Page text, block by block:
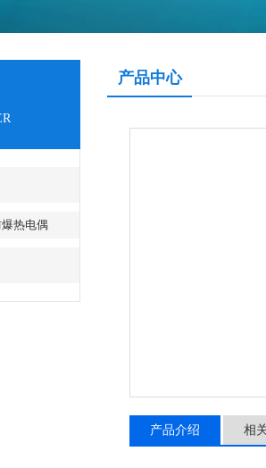
热电偶
产品中心
产品介绍 相